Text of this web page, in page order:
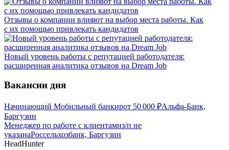
Отзывы о компании влияют на выбор места работы. Как
с их помощью привлекать кандидатов
Новый уровень работы с репутацией работодателя:
расширенная аналитика отзывов на Dream Job
Вакансии дня
Начинающий Мобильный банкирот 50 000 ₽Альфа-Банк,
Баргузин
Менеджер по работе с клиентамиз/п не
указанаРоссельхозбанк, Баргузин
HeadHunter